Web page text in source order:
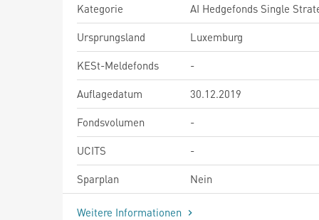
Kategorie
AI Hedgefonds Single
Ursprungsland
Luxemburg
KESt-Meldefonds
-
Auflagedatum
30.12.2019
Fondsvolumen
-
UCITS
-
Sparplan
Nein
Weitere Informationen